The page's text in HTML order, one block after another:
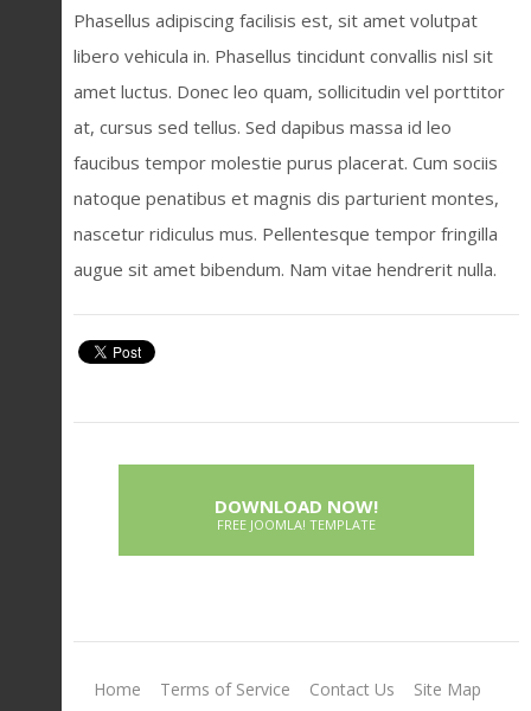
Phasellus adipiscing facilisis est, sit amet volutpat
libero vehicula in. Phasellus tincidunt convallis nisl sit
amet luctus. Donec leo quam, sollicitudin vel porttitor
at, cursus sed tellus. Sed dapibus massa id leo
faucibus tempor molestie purus placerat. Cum sociis
natoque penatibus et magnis dis parturient montes,
nascetur ridiculus mus. Pellentesque tempor fringilla
augue sit amet bibendum. Nam vitae hendrerit nulla.
DOWNLOAD NOW!
FREE JOOMLA! TEMPLATE
Home Terms of Service Contact Us Site Map